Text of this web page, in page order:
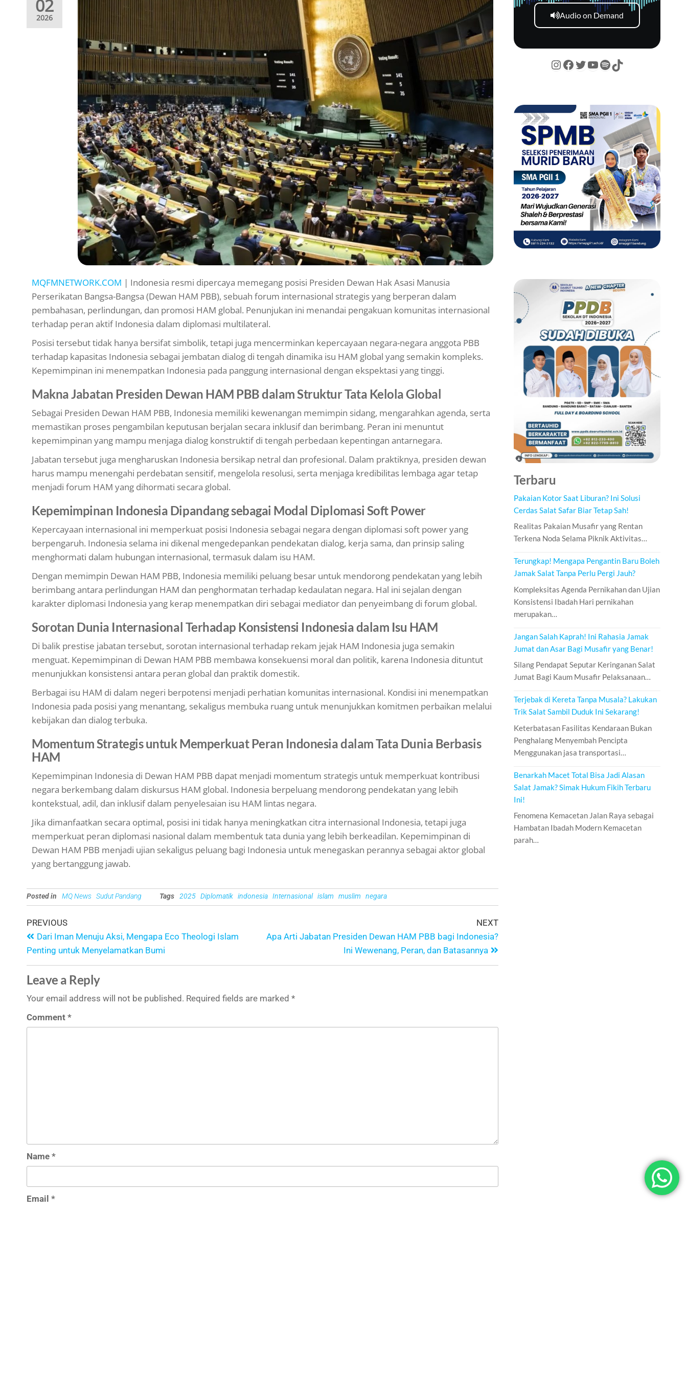
02
2026
MQFMNETWORK.COM | Indonesia resmi dipercaya memegang posisi Presiden Dewan Hak Asasi Manusia
Perserikatan Bangsa-Bangsa (Dewan HAM PBB), sebuah forum internasional strategis yang berperan dalam
pembahasan, perlindungan, dan promosi HAM global. Penunjukan ini menandai pengakuan komunitas internasional
terhadap peran aktif Indonesia dalam diplomasi multilateral.
Posisi tersebut tidak hanya bersifat simbolik, tetapi juga mencerminkan kepercayaan negara-negara anggota PBB
terhadap kapasitas Indonesia sebagai jembatan dialog di tengah dinamika isu HAM global yang semakin kompleks.
Kepemimpinan ini menempatkan Indonesia pada panggung internasional dengan ekspektasi yang tinggi.
Makna Jabatan Presiden Dewan HAM PBB dalam Struktur Tata Kelola Global
Sebagai Presiden Dewan HAM PBB, Indonesia memiliki kewenangan memimpin sidang, mengarahkan agenda, serta
memastikan proses pengambilan keputusan berjalan secara inklusif dan berimbang. Peran ini menuntut
kepemimpinan yang mampu menjaga dialog konstruktif di tengah perbedaan kepentingan antarnegara.
Jabatan tersebut juga mengharuskan Indonesia bersikap netral dan profesional. Dalam praktiknya, presiden dewan
harus mampu menengahi perdebatan sensitif, mengelola resolusi, serta menjaga kredibilitas lembaga agar tetap
menjadi forum HAM yang dihormati secara global.
Kepemimpinan Indonesia Dipandang sebagai Modal Diplomasi Soft Power
Kepercayaan internasional ini memperkuat posisi Indonesia sebagai negara dengan diplomasi soft power yang
berpengaruh. Indonesia selama ini dikenal mengedepankan pendekatan dialog, kerja sama, dan prinsip saling
menghormati dalam hubungan internasional, termasuk dalam isu HAM.
Dengan memimpin Dewan HAM PBB, Indonesia memiliki peluang besar untuk mendorong pendekatan yang lebih
berimbang antara perlindungan HAM dan penghormatan terhadap kedaulatan negara. Hal ini sejalan dengan
karakter diplomasi Indonesia yang kerap menempatkan diri sebagai mediator dan penyeimbang di forum global.
Sorotan Dunia Internasional Terhadap Konsistensi Indonesia dalam Isu HAM
Di balik prestise jabatan tersebut, sorotan internasional terhadap rekam jejak HAM Indonesia juga semakin
menguat. Kepemimpinan di Dewan HAM PBB membawa konsekuensi moral dan politik, karena Indonesia dituntut
menunjukkan konsistensi antara peran global dan praktik domestik.
Berbagai isu HAM di dalam negeri berpotensi menjadi perhatian komunitas internasional. Kondisi ini menempatkan
Indonesia pada posisi yang menantang, sekaligus membuka ruang untuk menunjukkan komitmen perbaikan melalui
kebijakan dan dialog terbuka.
Momentum Strategis untuk Memperkuat Peran Indonesia dalam Tata Dunia Berbasis
HAM
Kepemimpinan Indonesia di Dewan HAM PBB dapat menjadi momentum strategis untuk memperkuat kontribusi
negara berkembang dalam diskursus HAM global. Indonesia berpeluang mendorong pendekatan yang lebih
kontekstual, adil, dan inklusif dalam penyelesaian isu HAM lintas negara.
Jika dimanfaatkan secara optimal, posisi ini tidak hanya meningkatkan citra internasional Indonesia, tetapi juga
memperkuat peran diplomasi nasional dalam membentuk tata dunia yang lebih berkeadilan. Kepemimpinan di
Dewan HAM PBB menjadi ujian sekaligus peluang bagi Indonesia untuk menegaskan perannya sebagai aktor global
yang bertanggung jawab.
Posted in MQ News Sudut Pandang Tags 2025 Diplomatik indonesia Internasional islam muslim negara
PREVIOUS
Dari Iman Menuju Aksi, Mengapa Eco Theologi Islam
Penting untuk Menyelamatkan Bumi
NEXT
Apa Arti Jabatan Presiden Dewan HAM PBB bagi Indonesia?
Ini Wewenang, Peran, dan Batasannya
Leave a Reply
Your email address will not be published. Required fields are marked *
Comment *
Name *
Email *
Audio on Demand
Terbaru
Pakaian Kotor Saat Liburan? Ini Solusi
Cerdas Salat Safar Biar Tetap Sah!
Realitas Pakaian Musafir yang Rentan
Terkena Noda Selama Piknik Aktivitas…
Terungkap! Mengapa Pengantin Baru Boleh
Jamak Salat Tanpa Perlu Pergi Jauh?
Kompleksitas Agenda Pernikahan dan Ujian
Konsistensi Ibadah Hari pernikahan
merupakan…
Jangan Salah Kaprah! Ini Rahasia Jamak
Jumat dan Asar Bagi Musafir yang Benar!
Silang Pendapat Seputar Keringanan Salat
Jumat Bagi Kaum Musafir Pelaksanaan…
Terjebak di Kereta Tanpa Musala? Lakukan
Trik Salat Sambil Duduk Ini Sekarang!
Keterbatasan Fasilitas Kendaraan Bukan
Penghalang Menyembah Pencipta
Menggunakan jasa transportasi…
Benarkah Macet Total Bisa Jadi Alasan
Salat Jamak? Simak Hukum Fikih Terbaru
Ini!
Fenomena Kemacetan Jalan Raya sebagai
Hambatan Ibadah Modern Kemacetan
parah…